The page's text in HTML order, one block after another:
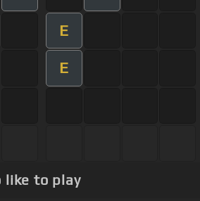
E
E
like to play